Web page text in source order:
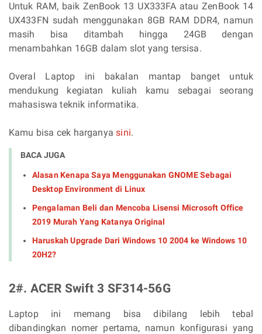
Untuk RAM, baik ZenBook 13 UX333FA atau ZenBook 14
UX433FN sudah menggunakan 8GB RAM DDR4, namun
masih bisa ditambah hingga 24GB dengan
menambahkan 16GB dalam slot yang tersisa.
Overal Laptop ini bakalan mantap banget untuk
mendukung kegiatan kuliah kamu sebagai seorang
mahasiswa teknik informatika.
Kamu bisa cek harganyasini.
BACA JUGA
Alasan Kenapa Saya Menggunakan GNOME Sebagai
Desktop Environment di Linux
Pengalaman Beli dan Mencoba Lisensi Microsoft Office
2019 Murah Yang Katanya Original
Haruskah Upgrade Dari Windows 10 2004 ke Windows 10
20H2?
2#. ACER Swift 3 SF314-56G
Laptop ini memang bisa dibilang lebih tebal
dibandingkan nomer pertama, namun konfigurasi yang